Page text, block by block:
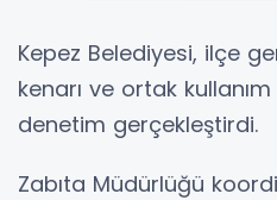
Kepez Belediyesi, ilçe
kenarı ve ortak
denetim gerçekleştirdi.
Zabıta Müdürlüğü